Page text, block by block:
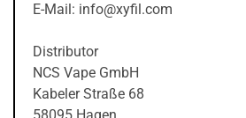
E-Mail: info@xyfil.com
Distributor
NCS Vape GmbH
Kabeler Straße 68